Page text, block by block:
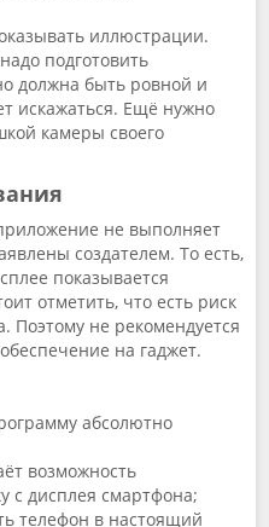
иллюстрации.
подготовить
должна быть ровной и
искажаться. Ещё нужно
камеры своего
не выполняет
создателем. То есть,
показывается
отметить, что есть риск
Поэтому не рекомендуется
на гаджет.
абсолютно
возможность
с дисплея смартфона;
телефон в настоящий